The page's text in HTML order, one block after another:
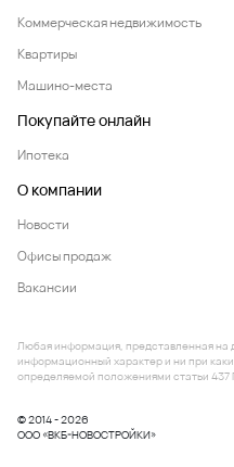
У вас появились вопросы?
Проекты в регионе
Восточный
Молодежный 2
Парк у дома
Все проекты региона
Квартиры и апартаменты
Квартиры
Машино-места
Покупайте онлайн